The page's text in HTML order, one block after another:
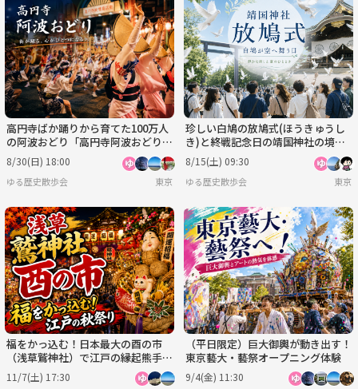
高円寺ばか踊りから育てた100万人
の阿波おどり「高円寺阿波おどり」
にいこう！
8/30(日) 18:00
ゆる歴史散歩会 東京
珍しい白鳩の放鳩式(ほうきゅうし
き)と終戦記念日の靖国神社の境内
散策をしよう！
8/15(土) 09:30
ゆる歴史散歩会 東京
福をかっ込む！日本最大の酉の市
（浅草鷲神社）で江戸の縁起熊手を
楽しもう！
11/7(土) 17:30
（平日限定）巨大御輿が動き出す！
東京藝大・藝祭オープニング体験
9/4(金) 11:30